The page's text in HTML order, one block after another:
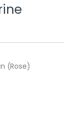
(Rose)